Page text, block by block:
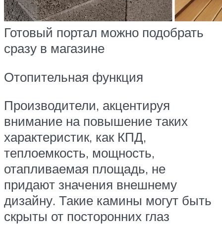
Готовый портал можно подобрать
сразу в магазине
Отопительная функция
Производители, акцентируя
внимание на повышение таких
характеристик, как КПД,
теплоемкость, мощность,
отапливаемая площадь, не
придают значения внешнему
дизайну. Такие камины могут быть
скрыты от посторонних глаз